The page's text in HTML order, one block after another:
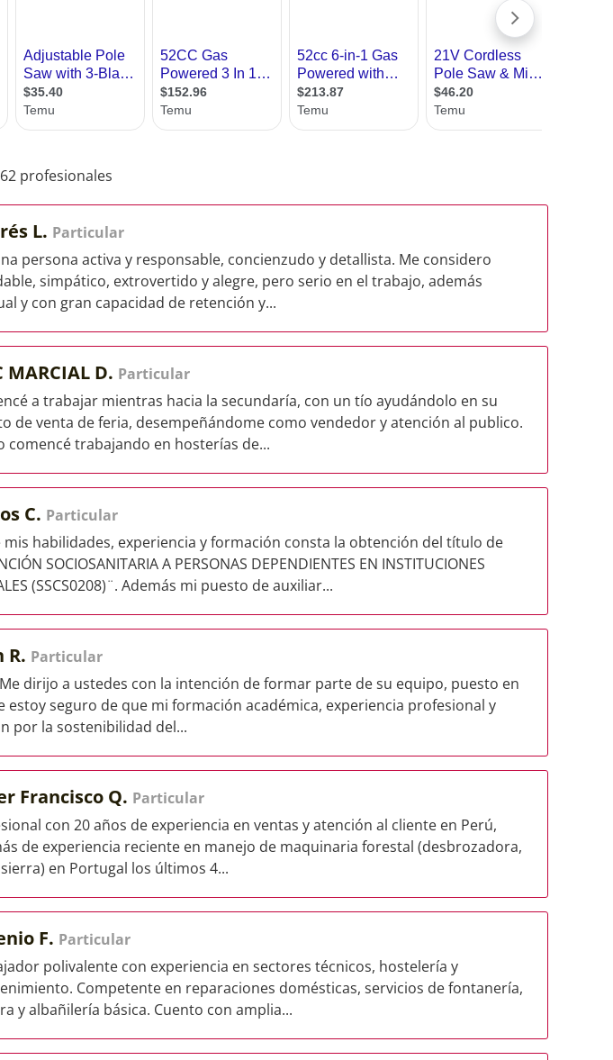
profesionales
L. Particular
persona activa y responsable, concienzudo y detallista. Me considero
simpático, extrovertido y alegre, pero serio en el trabajo, además
y con gran capacidad de retención y...
MARCIAL D. Particular
a trabajar mientras hacia la secundaría, con un tío ayudándolo en su
de venta de feria, desempeñándome como vendedor y atención al publico.
comencé trabajando en hosterías de...
C. Particular
mis habilidades, experiencia y formación consta la obtención del título de
SOCIOSANITARIA A PERSONAS DEPENDIENTES EN INSTITUCIONES
(SSCS0208)¨. Además mi puesto de auxiliar...
R. Particular
dirijo a ustedes con la intención de formar parte de su equipo, puesto en
estoy seguro de que mi formación académica, experiencia profesional y
por la sostenibilidad del...
Francisco Q. Particular
con 20 años de experiencia en ventas y atención al cliente en Perú,
de experiencia reciente en manejo de maquinaria forestal (desbrozadora,
en Portugal los últimos 4...
F. Particular
polivalente con experiencia en sectores técnicos, hostelería y
Competente en reparaciones domésticas, servicios de fontanería,
y albañilería básica. Cuento con amplia...